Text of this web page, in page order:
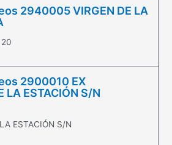
2940005 VIRGEN DE LA
20
2900010 EX
LA ESTACIÓN S/N
ESTACIÓN S/N